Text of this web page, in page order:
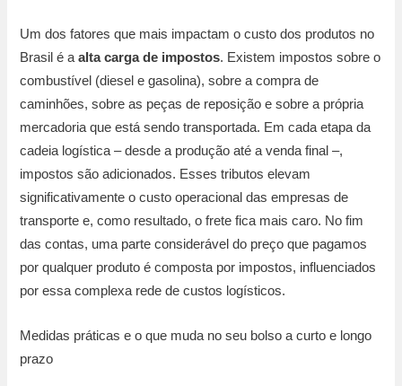
Um dos fatores que mais impactam o custo dos produtos no
Brasil é aalta carga de impostos. Existem impostos sobre o
combustível (diesel e gasolina), sobre a compra de
caminhões, sobre as peças de reposição e sobre a própria
mercadoria que está sendo transportada. Em cada etapa da
cadeia logística – desde a produção até a venda final –,
impostos são adicionados. Esses tributos elevam
significativamente o custo operacional das empresas de
transporte e, como resultado, o frete fica mais caro. No fim
das contas, uma parte considerável do preço que pagamos
por qualquer produto é composta por impostos, influenciados
por essa complexa rede de custos logísticos.
Medidas práticas e o que muda no seu bolso a curto e longo
prazo